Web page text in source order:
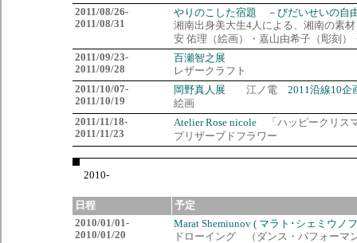
2011/08/26-
2011/08/31
やりのこした宿題 －びだいせいの自
湘南出身美大生4人による、湘南の素
安 佑理（絵画）・嘉山由希子（彫刻
2011/09/23-
2011/09/28
百瀬智之展
レザークラフト
2011/10/07-
2011/10/19
岡野真人展 江ノ電 2011沿線10企
絵画
2011/11/18-
2011/11/23
Atelier Rose nicole 「ハッピークリス
プリザーブドフラワー
2010-
日程
予定
2010/01/01-
2010/01/20
Marat Shemiunov ( マラト･シェミウノ
ドローイング （ダンス・パフォーマ